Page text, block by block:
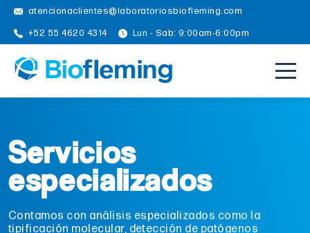
atencionaclientes@laboratoriosbiofleming.com
+52 55 4620 4314
Lun - Sab: 9:00am-6:00pm
Servicios
especializados
Contamos con análisis especializados como la
tipificación molecular, detección de patógenos